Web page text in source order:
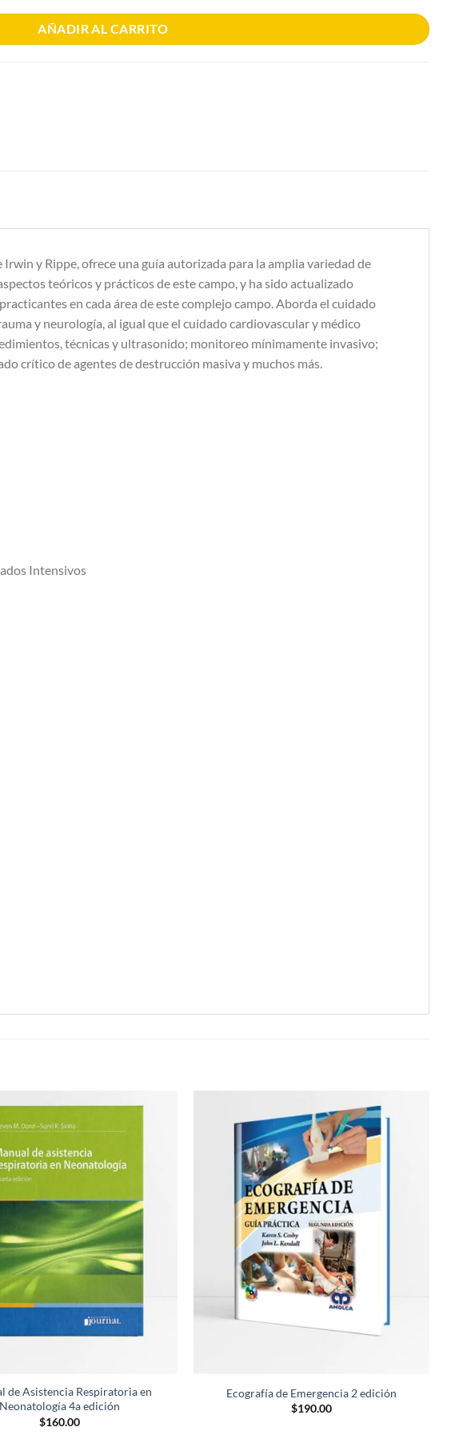
AÑADIR AL CARRITO
y Rippe, ofrece una guía autorizada para la amplia variedad de
teóricos y prácticos de este campo, y ha sido actualizado
en cada área de este complejo campo. Aborda el cuidado
y neurología, al igual que el cuidado cardiovascular y médico
técnicas y ultrasonido; monitoreo mínimamente invasivo;
crítico de agentes de destrucción masiva y muchos más.
Intensivos
de Asistencia Respiratoria en
Neonatología 4a edición
$160.00
Ecografía de Emergencia 2 edición
$190.00